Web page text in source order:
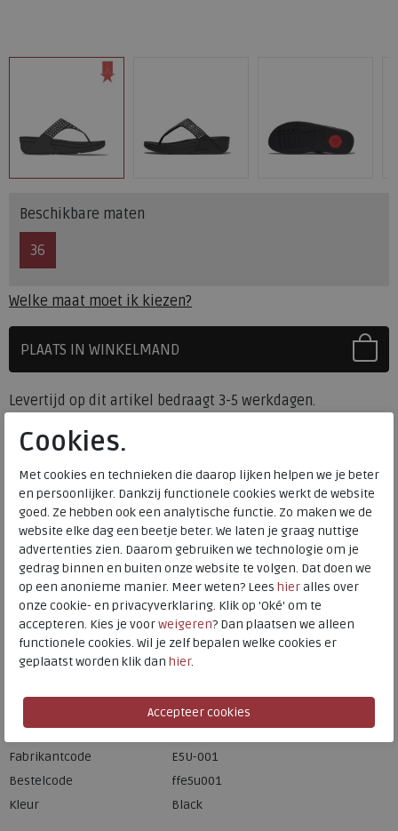
Beschikbare maten
36
Welke maat moet ik kiezen?
PLAATS IN WINKELMAND
SELECTEER EERST UW MAAT
Levertijd op dit artikel bedraagt 3-5 werkdagen.
Onze winkelvoorraad
Meijerink Heemskerk
HEEMSKERK
Meijerink Hoorn
HOORN
Hulp nodig? bel:0229 760 760
Gratis verzending binnen Nederland*
Voor 14:00 uur besteld = dezelfde werkdag verzonden*
Merk
FitFlop
Fabrikantcode
E5U-001
Bestelcode
ffe5u001
Kleur
Black
Cookies.
Met cookies en technieken die daarop lijken helpen we je beter
en persoonlijker. Dankzij functionele cookies werkt de website
goed. Ze hebben ook een analytische functie. Zo maken we de
website elke dag een beetje beter. We laten je graag nuttige
advertenties zien. Daarom gebruiken we technologie om je
gedrag binnen en buiten onze website te volgen. Dat doen we
op een anonieme manier. Meer weten? Lees hieralles over
onze cookie- en privacyverklaring. Klik op 'Oké' om te
accepteren. Kies je voorweigeren? Dan plaatsen we alleen
functionele cookies. Wil je zelf bepalen welke cookies er
geplaatst worden klik dan hier.